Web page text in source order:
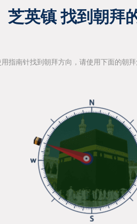
芝英镇 找到朝拜
指南针找到朝拜方向，请使用下面的朝